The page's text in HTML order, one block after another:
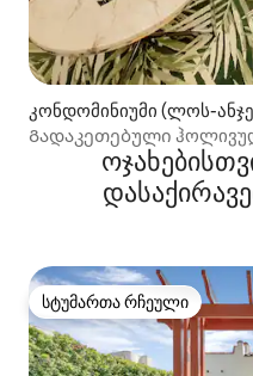
კონდომინიუმი (ლოს-
Გადაკეთებული
პარკირების ადგილი+
სტუმართა რჩეული
სტუმართა რჩეული